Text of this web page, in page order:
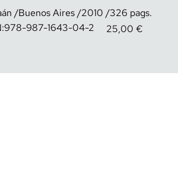
Buenos Aires 2010 326
978-987-1643-04-2 25,00 €